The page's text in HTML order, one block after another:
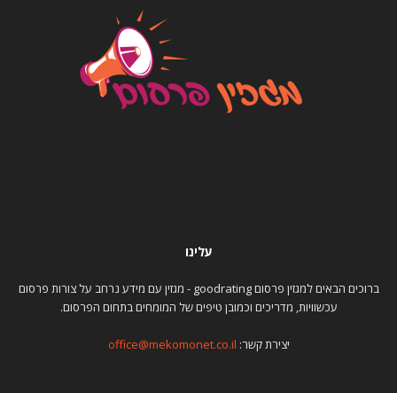
עלינו
ברוכים הבאים למגזין פרסום goodrating - מגזין עם מידע נרחב על צורות פרסום
עכשוויות, מדריכים וכמובן טיפים של המומחים בתחום הפרסום.
יצירת קשר: office@mekomonet.co.il